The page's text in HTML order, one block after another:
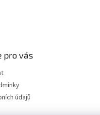
pro vás
údajů